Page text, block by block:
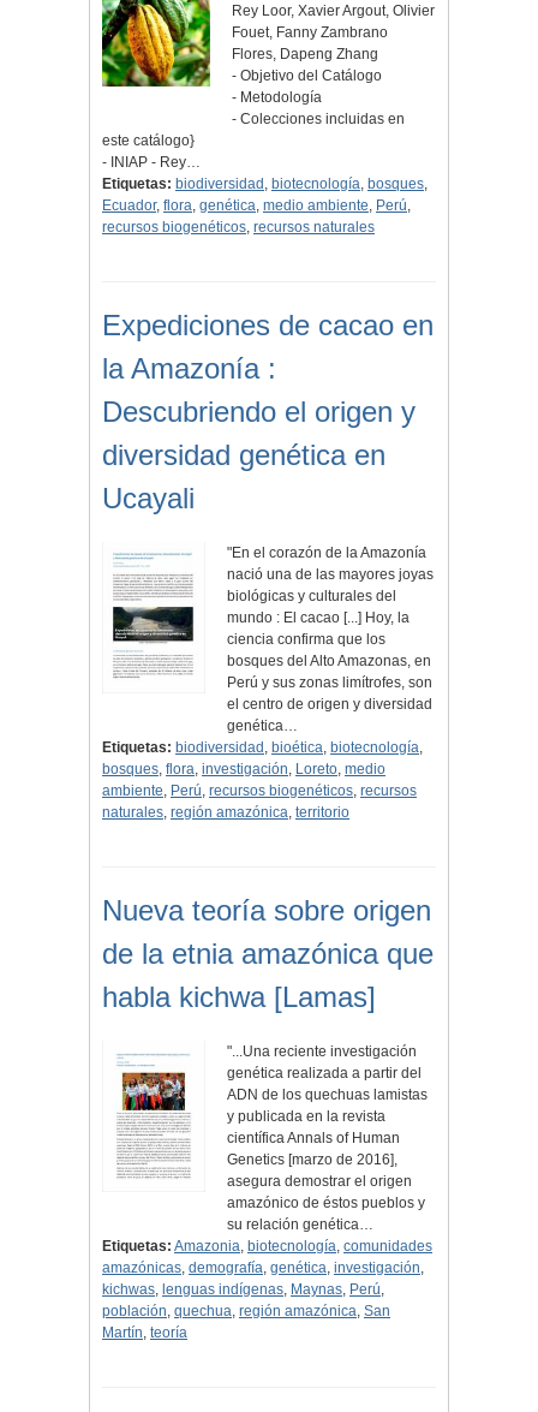
Rey Loor, Xavier Argout, Olivier
Fouet, Fanny Zambrano
Flores, Dapeng Zhang
- Objetivo del Catálogo
- Metodología
- Colecciones incluidas en
este catálogo}
- INIAP - Rey…
Etiquetas: biodiversidad , biotecnología, bosques,
Ecuador, flora, genética, medio ambiente, Perú,
recursos biogenéticos, recursos naturales
Expediciones de cacao en
la Amazonía :
Descubriendo el origen y
diversidad genética en
Ucayali
"En el corazón de la Amazonía
nació una de las mayores joyas
biológicas y culturales del
mundo : El cacao [...] Hoy, la
ciencia confirma que los
bosques del Alto Amazonas, en
Perú y sus zonas limítrofes, son
el centro de origen y diversidad
genética…
Etiquetas: biodiversidad , bioética, biotecnología,
bosques, flora, investigación, Loreto, medio
ambiente, Perú, recursos biogenéticos, recursos
naturales, región amazónica, territorio
Nueva teoría sobre origen
de la etnia amazónica que
habla kichwa [Lamas]
"...Una reciente investigación
genética realizada a partir del
ADN de los quechuas lamistas
y publicada en la revista
científica Annals of Human
Genetics [marzo de 2016],
asegura demostrar el origen
amazónico de éstos pueblos y
su relación genética…
Etiquetas: Amazonia, biotecnología, comunidades
amazónicas, demografía, genética, investigación,
kichwas, lenguas indígenas, Maynas, Perú,
población, quechua, región amazónica, San
Martín, teoría